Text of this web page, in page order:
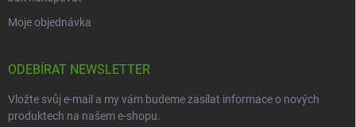
Moje objednávka
ODEBÍRAT NEWSLETTER
Vložte svůj e-mail a my vám budeme zasílat informace o nových
produktech na našem e-shopu.